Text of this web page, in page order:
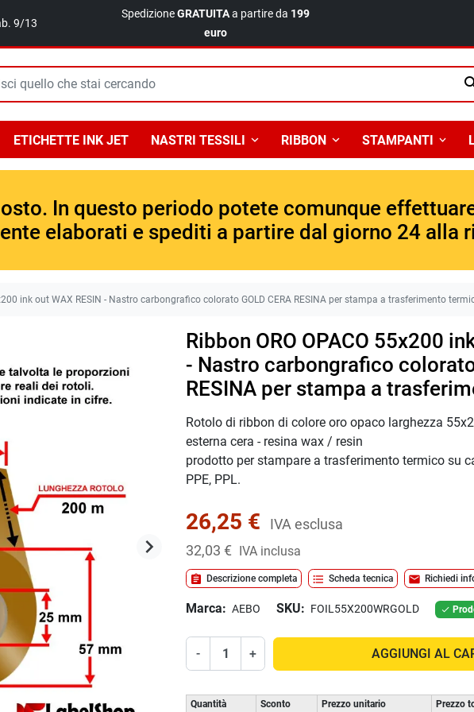
9/13
SpedizioneGRATUITAa partire da 199
euro
ETICHETTE INK JET NASTRI TESSILI RIBBON STAMPANTI
In questo periodo potete comunque
elaborati e spediti a partire dal giorno 24 alla
ink out WAX RESIN - Nastro carbongrafico colorato GOLD CERA RESINA per stampa a trasferimento
Successivo
keyboard_arrow_right
Ribbon ORO OPACO 55x200
- Nastro carbongrafico colorato
RESINA per stampa a
Rotolo di ribbon di colore oro opaco larghezza
esterna cera - resina wax / resin
prodotto per stampare a trasferimento termico su
PPE, PPL.
26,25 €
IVA esclusa
32,03 € IVA inclusa
assignment Descrizione completa format_list_bulleted Scheda tecnica mail Richiedi
Marca: AEBO SKU: FOIL55X200WRGOLD 
- + AGGIUNGI AL
Quantità Sconto Prezzo unitario Prezzo